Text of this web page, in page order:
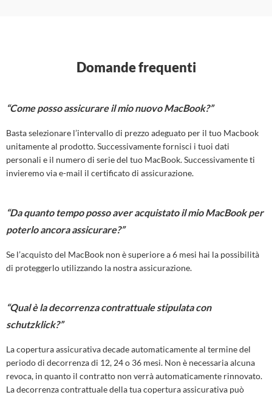
Domande frequenti
“Come posso assicurare il mio nuovo MacBook?”
Basta selezionare l’intervallo di prezzo adeguato per il tuo Macbook
unitamente al prodotto. Successivamente fornisci i tuoi dati
personali e il numero di serie del tuo MacBook. Successivamente ti
invieremo via e-mail il certificato di assicurazione.
“Da quanto tempo posso aver acquistato il mio MacBook per
poterlo ancora assicurare?”
Se l’acquisto del MacBook non è superiore a 6 mesi hai la possibilità
di proteggerlo utilizzando la nostra assicurazione.
“Qual è la decorrenza contrattuale stipulata con
schutzklick?”
La copertura assicurativa decade automaticamente al termine del
periodo di decorrenza di 12, 24 o 36 mesi. Non è necessaria alcuna
revoca, in quanto il contratto non verrà automaticamente rinnovato.
La decorrenza contrattuale della tua copertura assicurativa può